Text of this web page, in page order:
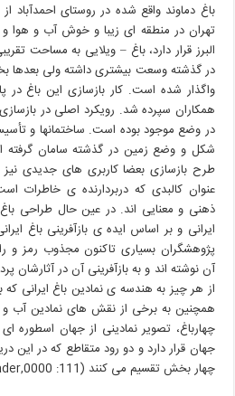
باغ دماوند واقع شده در روستای احمدآباد
تهران در منطقه ای زیبا و خوش آب و هوا و
در گذشته وسعت بیشتری داشته ولی بعدها
همکاران سپرده شد. رویکرد اصلی در
در وضع موجود بوده است. ساختمانها و
شکل و وضع زمین در گذشته سامان گرفته
طرح بازسازی بعضا کاربری های جدیدی نیز
عنوان کالبدی که دربردارنده ی خاطرات
ذهنی و معنایی اند. در عین حال طراحی
ایرانی و بر اساس ایده ی بازآفرینی باغ
پژوهشگران بسیاری تاکنون مجذوب رمز و
آن نوشته اند و به بازآفرینی آن در آثارشان
از هر چیز به هندسه ی نمادین باغ ایرانی
همچنین به برخی از نقش های نمادین آب
چهارباغ، تصویر نمادینی از جهان اسطوره
جهان قرار دارد و دو رود متقاطع که در این
چهار بخش تقسیم می کنند (111: 0000,Moghtader).